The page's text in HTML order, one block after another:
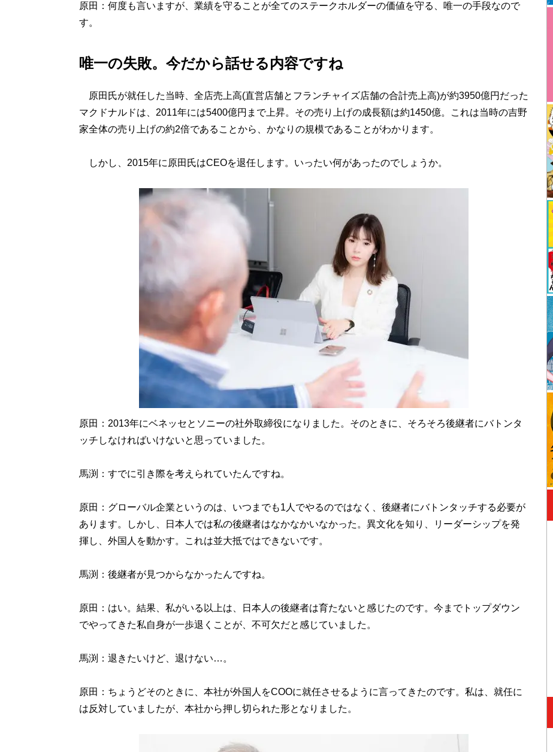
原田：何度も言いますが、業績を守ることが全てのステークホルダーの価値を守る、唯一の手段なので
す。
唯一の失敗。今だから話せる内容ですね
原田氏が就任した当時、全店売上高(直営店舗とフランチャイズ店舗の合計売上高)が約3950億円だった
マクドナルドは、2011年には5400億円まで上昇。その売り上げの成長額は約1450億。これは当時の吉野
家全体の売り上げの約2倍であることから、かなりの規模であることがわかります。
しかし、2015年に原田氏はCEOを退任します。いったい何があったのでしょうか。
原田：2013年にベネッセとソニーの社外取締役になりました。そのときに、そろそろ後継者にバトンタ
ッチしなければいけないと思っていました。
馬渕：すでに引き際を考えられていたんですね。
原田：グローバル企業というのは、いつまでも1人でやるのではなく、後継者にバトンタッチする必要が
あります。しかし、日本人では私の後継者はなかなかいなかった。異文化を知り、リーダーシップを発
揮し、外国人を動かす。これは並大抵ではできないです。
馬渕：後継者が見つからなかったんですね。
原田：はい。結果、私がいる以上は、日本人の後継者は育たないと感じたのです。今までトップダウン
でやってきた私自身が一歩退くことが、不可欠だと感じていました。
馬渕：退きたいけど、退けない…。
原田：ちょうどそのときに、本社が外国人をCOOに就任させるように言ってきたのです。私は、就任に
は反対していましたが、本社から押し切られた形となりました。